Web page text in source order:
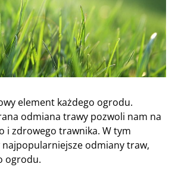
element każdego ogrodu.
odmiana trawy pozwoli nam na
i zdrowego trawnika. W tym
odmiany traw,
ogrodu.